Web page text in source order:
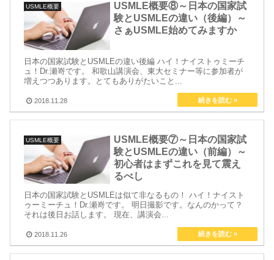
USMLE概要
USMLE概要⑧～日本の国家試
験とUSMLEの違い（後編）～
さぁUSMLE始めてみますか
日本の国家試験とUSMLEの違い後編 ハイ！ナイストゥミーチ
ュ！Dr.瀬嵜です。 和歌山講演会、東大セミナー等に参加者が
増えつつあります。とてもありがたいこと...
2018.11.28
USMLE概要
USMLE概要⑦～日本の国家試
験とUSMLEの違い（前編）～
初心者はまずこれを見て震え
るべし
日本の国家試験とUSMLEは似て非なるもの！ ハイ！ナイスト
ゥーミーチュ！Dr.瀬嵜です。 明日撮影です。なんのかって？
それは後日お話します。 現在、講演会...
2018.11.26